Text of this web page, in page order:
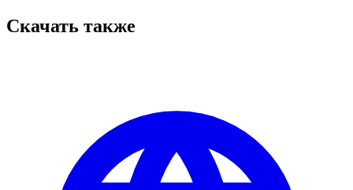
Скачать также